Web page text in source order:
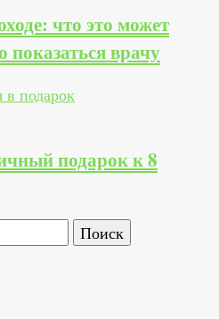
что это может
врачу
подарок к 8